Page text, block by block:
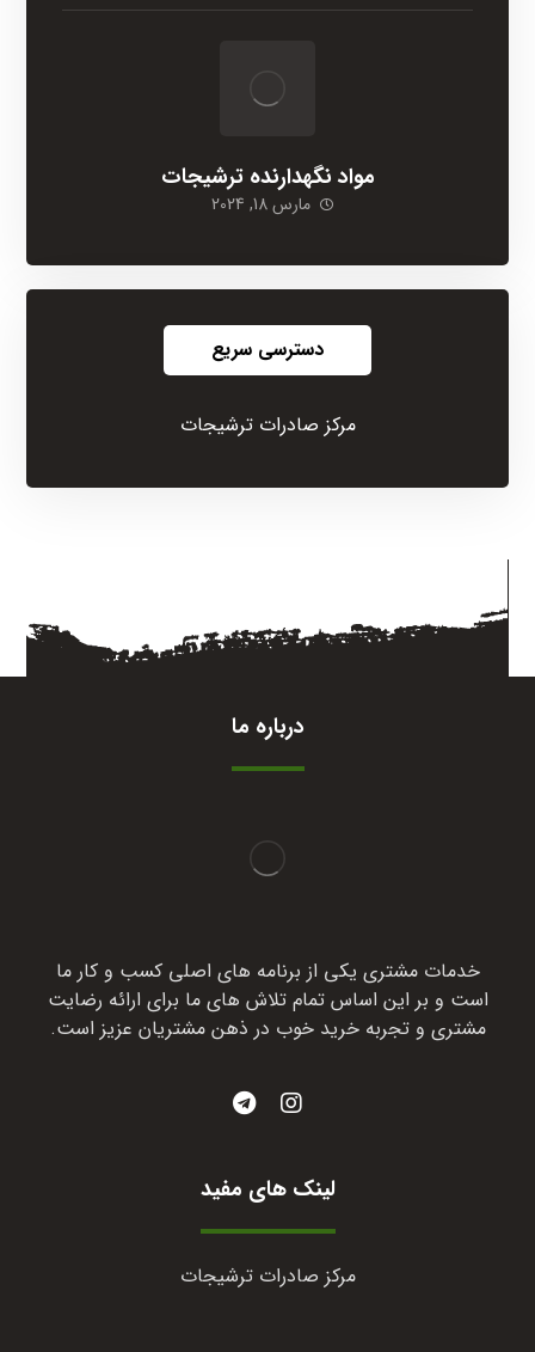
مواد نگهدارنده ترشیجات
مارس 18, 2024
دسترسی سریع
مرکز صادرات ترشیجات
درباره ما
خدمات مشتری یکی از برنامه های اصلی کسب و کار ما
است و بر این اساس تمام تلاش های ما برای ارائه رضایت
مشتری و تجربه خرید خوب در ذهن مشتریان عزیز است.
لینک های مفید
مرکز صادرات ترشیجات